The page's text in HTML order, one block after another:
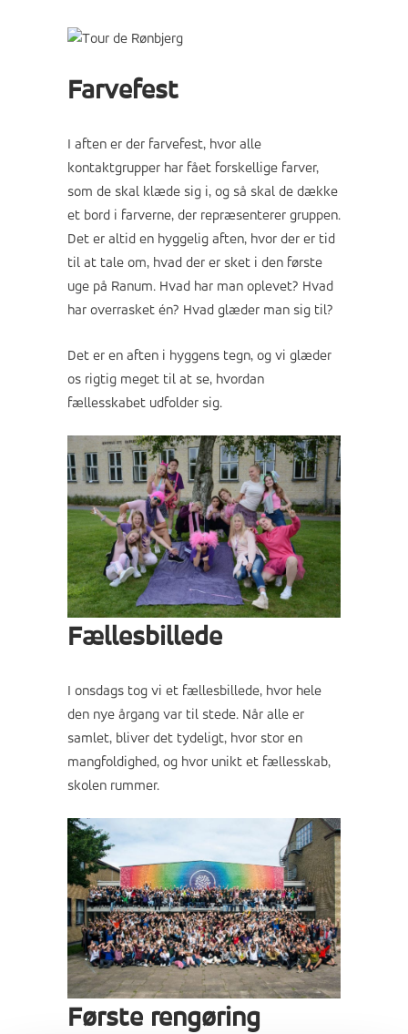
Farvefest
I aften er der farvefest, hvor alle
kontaktgrupper har fået forskellige farver,
som de skal klæde sig i, og så skal de dække
et bord i farverne, der repræsenterer gruppen.
Det er altid en hyggelig aften, hvor der er tid
til at tale om, hvad der er sket i den første
uge på Ranum. Hvad har man oplevet? Hvad
har overrasket én? Hvad glæder man sig til?
Det er en aften i hyggens tegn, og vi glæder
os rigtig meget til at se, hvordan
fællesskabet udfolder sig.
Fællesbillede
I onsdags tog vi et fællesbillede, hvor hele
den nye årgang var til stede. Når alle er
samlet, bliver det tydeligt, hvor stor en
mangfoldighed, og hvor unikt et fællesskab,
skolen rummer.
Første rengøring